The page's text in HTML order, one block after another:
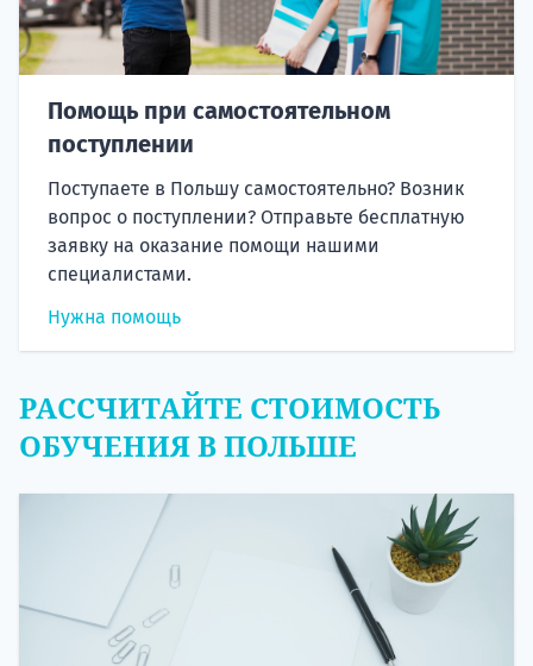
Помощь при самостоятельном
поступлении
Поступаете в Польшу самостоятельно? Возник
вопрос о поступлении? Отправьте бесплатную
заявку на оказание помощи нашими
специалистами.
Нужна помощь
РАССЧИТАЙТЕ СТОИМОСТЬ
ОБУЧЕНИЯ В ПОЛЬШЕ